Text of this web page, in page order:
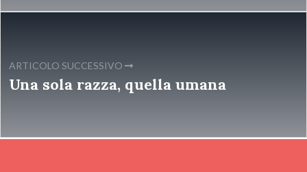
ARTICOLO SUCCESSIVO
Una sola razza, quella umana